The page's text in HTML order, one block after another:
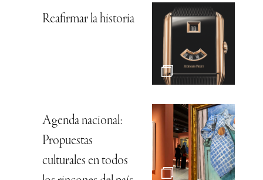
Reafirmar la historia
Agenda nacional:
Propuestas
culturales en todos